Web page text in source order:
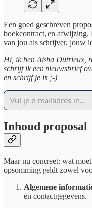
Een goed geschreven
boekcontract, en afwijzing.
van jou als schrijver, jouw
Hi, ik ben Aisha Dutrieux,
schrijf ik een nieuwsbrief
en schrijf je in ;-)
Inhoud proposal
Maar nu concreet: wat
opsomming geldt zowel
Algemene
en contactgegevens.